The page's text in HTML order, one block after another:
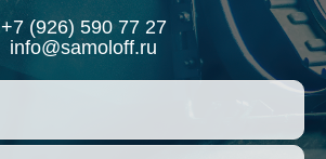
+7 (926) 590 77 27
info@samoloff.ru